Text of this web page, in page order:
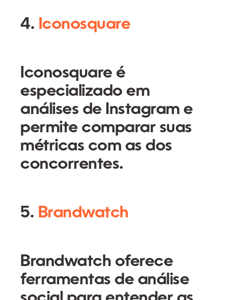
4. Iconosquare
Iconosquare é
especializado em
análises de Instagram e
permite comparar suas
métricas com as dos
concorrentes.
5. Brandwatch
Brandwatch oferece
ferramentas de análise